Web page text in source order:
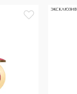
ЭКСКЛЮЗИВ